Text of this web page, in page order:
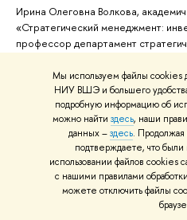
Мы используем файлы cookies
НИУ ВШЭ и большего
подробную информацию об
можно найти здесь, наши
данных –здесь. Продолжая
подтверждаете, что
использовании файлов
с нашими правилами
можете отключить файлы
Ирина Олеговна Волкова,
«Стратегический менеджмент:
профессор департамент
программа уже более 25 лет
сотрудничество с ведущими
студентов в проектах для
траектория выпускников.
Поступающим экспертиза
магистратура высшая школа